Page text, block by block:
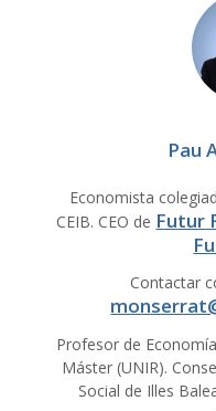
Pau
Economista
CEIB. CEO de Futur
Contactar
Profesor de
Máster (UNIR).
Social de Illes